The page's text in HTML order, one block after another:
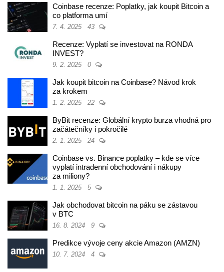
Coinbase recenze: Poplatky, jak koupit Bitcoin a
co platforma umí
7. 4. 2025 43
Recenze: Vyplatí se investovat na RONDA
INVEST?
9. 2. 2025 0
Jak koupit bitcoin na Coinbase? Návod krok
za krokem
1. 2. 2025 22
ByBit recenze: Globální krypto burza vhodná pro
začátečníky i pokročilé
2. 1. 2025 24
Coinbase vs. Binance poplatky – kde se více
vyplatí intradenní obchodování i nákupy
za miliony?
1. 1. 2025 5
Jak obchodovat bitcoin na páku se zástavou
v BTC
16. 8. 2024 9
Predikce vývoje ceny akcie Amazon (AMZN)
10. 7. 2024 4